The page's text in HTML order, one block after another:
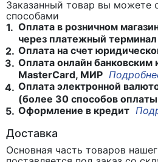
Заказанный товар вы можете
способами
1. Оплата в розничном
через платежный терминал
2. Оплата на счет
3. Оплата онлайн банковским
MasterCard, МИР
4. Оплата электронной
(более 30 способов
5. Оформление в кредит
Доставка
Основная часть товаров